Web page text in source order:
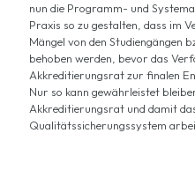
nun die Programm- und
Praxis so zu gestalten, dass im
Mängel von den Studiengängen
behoben werden, bevor das
Akkreditierungsrat zur finalen
Nur so kann gewährleistet
Akkreditierungsrat und damit
Qualitätssicherungssystem